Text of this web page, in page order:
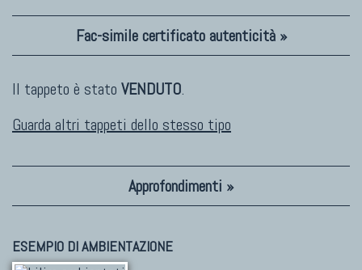
Fac-simile certificato autenticità »
Il tappeto è stato VENDUTO.
Guarda altri tappeti dello stesso tipo
Approfondimenti »
ESEMPIO DI AMBIENTAZIONE